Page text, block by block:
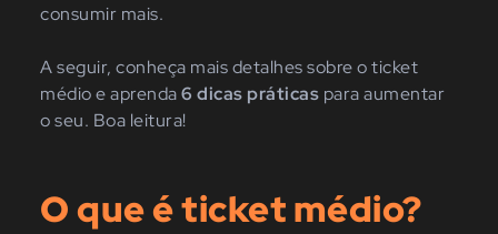
consumir mais.
A seguir, conheça mais detalhes sobre o ticket
médio e aprenda6 dicas práticas para aumentar
o seu. Boa leitura!
O que é ticket médio?